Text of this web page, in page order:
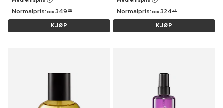
Normalpris: NOK 349 95
KJØP
Normalpris: NOK 324 95
KJØP